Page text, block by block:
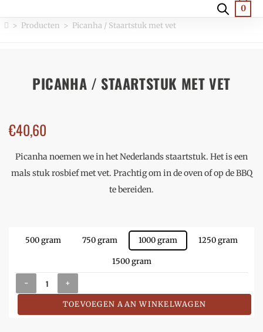
0
> Producten > Picanha / Staartstuk met vet
PICANHA / STAARTSTUK MET VET
€40,60
Picanha noemen we in het Nederlands staartstuk. Het is een
mals stuk rosbief met vet. Prachtig om in de oven of op de BBQ
te bereiden.
500 gram 750 gram 1000 gram 1250 gram
1500 gram
- +
TOEVOEGEN AAN WINKELWAGEN